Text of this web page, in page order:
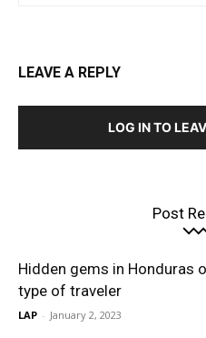
LEAVE A REPLY
LOG IN TO
Post
Hidden gems in Honduras
type of traveler
LAP - January 2, 2023